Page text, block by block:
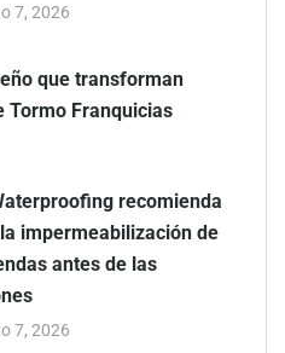
7, 2026
que transforman
Tormo Franquicias
recomienda
impermeabilización de
antes de las
7, 2026